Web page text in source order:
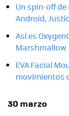
Un spin-off
Android,
Así es
Marshmallow
EVA Facial
movimientos
30 marzo